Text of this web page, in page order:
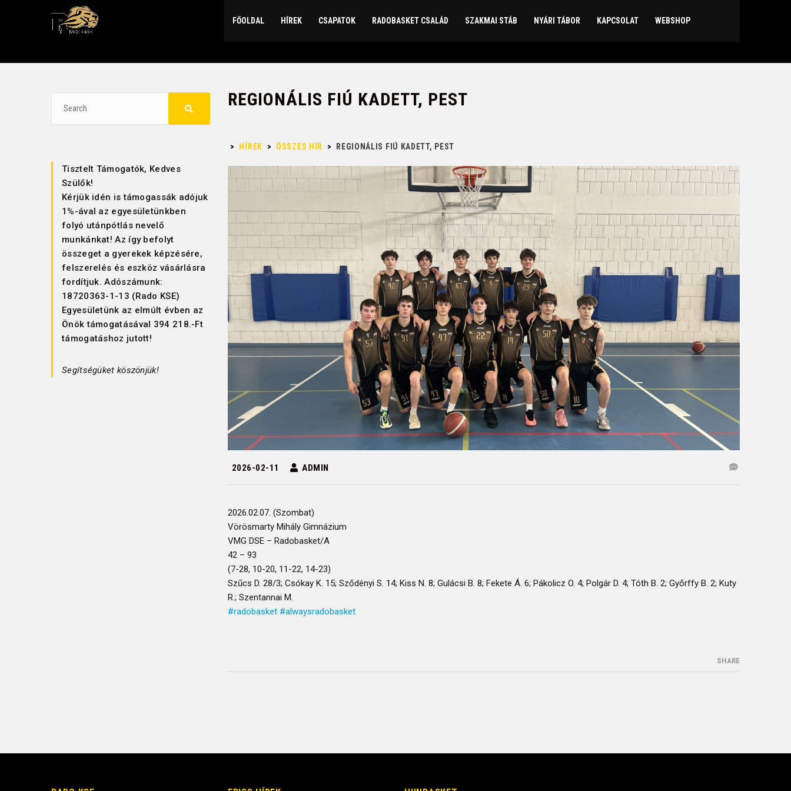
FŐOLDAL HÍREK CSAPATOK RADOBASKET CSALÁD SZAKMAI STÁB NYÁRI TÁBOR KAPCSOLAT WEBSHOP
REGIONÁLIS FIÚ KADETT, PEST
> HÍREK > ÖSSZES HÍR > REGIONÁLIS FIÚ KADETT, PEST
2026-02-11 ADMIN
2026.02.07. (Szombat)
Vörösmarty Mihály Gimnázium
VMG DSE – Radobasket/A
42 – 93
(7-28, 10-20, 11-22, 14-23)
Szűcs D. 28/3; Csókay K. 15; Sződényi S. 14; Kiss N. 8; Gulácsi B. 8; Fekete Á. 6; Pákolicz O. 4; Polgár D. 4; Tóth B. 2; Győrffy B. 2; Kuty
R.; Szentannai M.
#radobasket #alwaysradobasket
SHARE
Tisztelt Támogatók, Kedves
Szülők!
Kérjük idén is támogassák adójuk
1%-ával az egyesületünkben
folyó utánpótlás nevelő
munkánkat! Az így befolyt
összeget a gyerekek képzésére,
felszerelés és eszköz vásárlásra
fordítjuk. Adószámunk:
18720363-1-13 (Rado KSE)
Egyesületünk az elmúlt évben az
Önök támogatásával 394 218.-Ft
támogatáshoz jutott!
Segítségüket köszönjük!